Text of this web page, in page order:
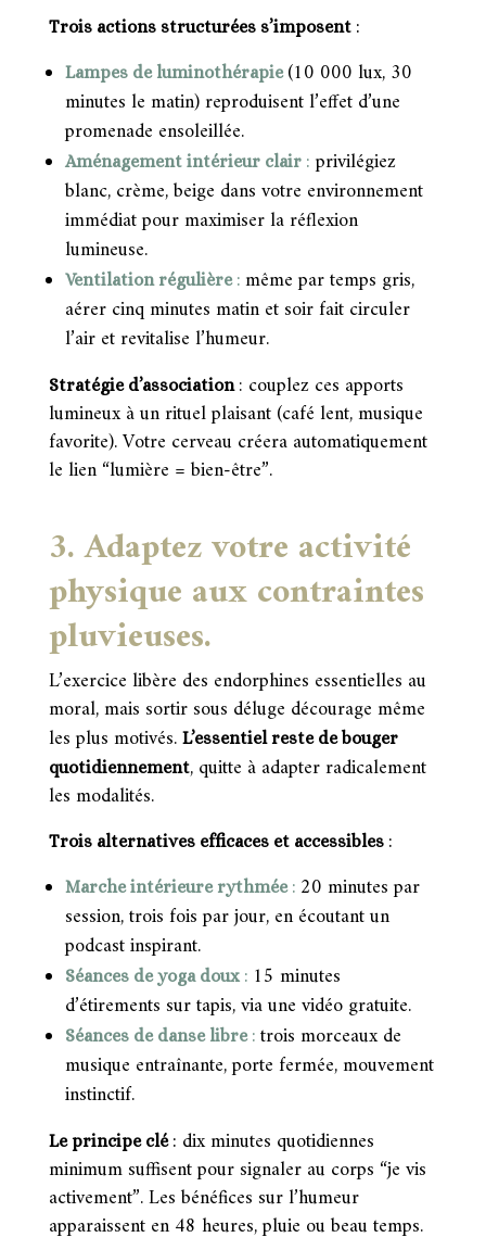
Trois actions structurées s’imposent:
Lampes de luminothérapie (10 000 lux, 30
minutes le matin) reproduisent l’effet d’une
promenade ensoleillée.
Aménagement intérieur clair: privilégiez
blanc, crème, beige dans votre environnement
immédiat pour maximiser la réflexion
lumineuse.
Ventilation régulière: même par temps gris,
aérer cinq minutes matin et soir fait circuler
l’air et revitalise l’humeur.
Stratégie d’association : couplez ces apports
lumineux à un rituel plaisant (café lent, musique
favorite). Votre cerveau créera automatiquement
le lien “lumière = bien-être”.
3. Adaptez votre activité
physique aux contraintes
pluvieuses.
L’exercice libère des endorphines essentielles au
moral, mais sortir sous déluge décourage même
les plus motivés. L’essentiel reste de bouger
quotidiennement, quitte à adapter radicalement
les modalités.
Trois alternatives efficaces et accessibles:
Marche intérieure rythmée: 20 minutes par
session, trois fois par jour, en écoutant un
podcast inspirant.
Séances de yoga doux: 15 minutes
d’étirements sur tapis, via une vidéo gratuite.
Séances de danse libre: trois morceaux de
musique entraînante, porte fermée, mouvement
instinctif.
Le principe clé: dix minutes quotidiennes
minimum suffisent pour signaler au corps “je vis
activement”. Les bénéfices sur l’humeur
apparaissent en 48 heures, pluie ou beau temps.